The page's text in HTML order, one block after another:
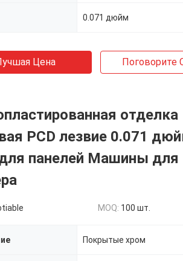
0.071 дюйм
Цена Поговорите
отделка
PCD лезвие 0.071
панелей Машины для
MOQ: 100 шт.
Покрытые хром